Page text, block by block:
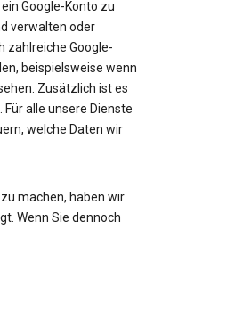
Google-Konto zu
verwalten oder
zahlreiche Google-
beispielsweise wenn
Zusätzlich ist es
alle unsere Dienste
welche Daten wir
machen, haben wir
Wenn Sie dennoch